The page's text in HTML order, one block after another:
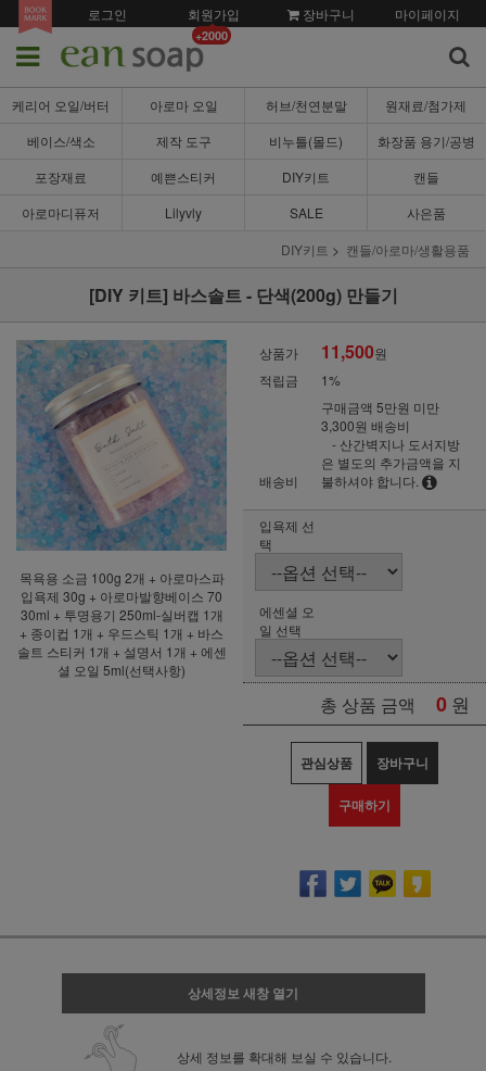
로그인 회원가입
+2000
장바구니 마이페이지
케리어 오일/버터 아로마 오일 허브/천연분말
원재료/첨가제
베이스/색소
제작 도구 비누틀(몰드)
화장품 용기/공병
포장재료
예쁜스티커 DIY키트
캔들
아로마디퓨저
Lilyvly SALE
사은품
DIY키트
캔들/아로마/생활용품
[DIY 키트] 바스솔트 - 단색(200g) 만들기
목욕용 소금 100g 2개 + 아로마스파
입욕제 30g + 아로마발향베이스 70
30ml + 투명용기 250ml-실버캡 1개
+ 종이컵 1개 + 우드스틱 1개 + 바스
솔트 스티커 1개 + 설명서 1개 + 에센
셜 오일 5ml(선택사항)
상품가 11,500원
적립금
1%
배송비
구매금액 5만원 미만
3,300원 배송비
- 산간벽지나 도서지방
은 별도의 추가금액을 지
불하셔야 합니다.
입욕제 선
택
에센셜 오
일 선택
총 상품 금액 0 원
관심상품 장바구니
구매하기
상세정보 새창 열기
상세 정보를 확대해 보실 수 있습니다.